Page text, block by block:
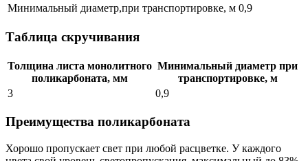
Минимальный диаметр,при транспортировке, м 0,9
Таблица скручивания
Толщина листа монолитного
поликарбоната, мм
Минимальный диаметр при
транспортировке, м
3
0,9
Преимущества поликарбоната
Хорошо пропускает свет при любой расцветке. У каждого